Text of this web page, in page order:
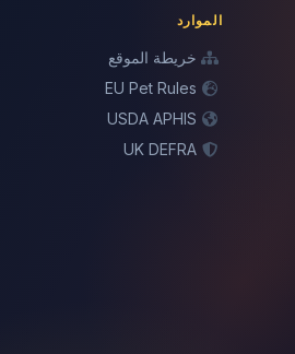
الموارد
خريطة الموقع